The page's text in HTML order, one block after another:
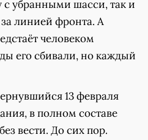
убранными шасси, так и
линией фронта. А
человеком
его сбивали, но каждый
13 февраля
в полном составе
вести. До сих пор.